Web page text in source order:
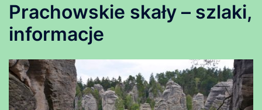
Prachowskie skały – szlaki,
informacje